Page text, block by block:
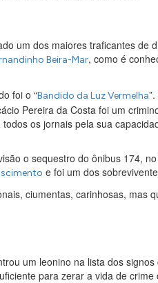
um dos maiores traficantes de
Beira-Mar, como é
foi o “Bandido da Luz Vermelha
Pereira da Costa foi um
os jornais pela sua
o sequestro do ônibus 174,
e foi um dos
ciumentas, carinhosas, mas
um leonino na lista dos
para zerar a vida de